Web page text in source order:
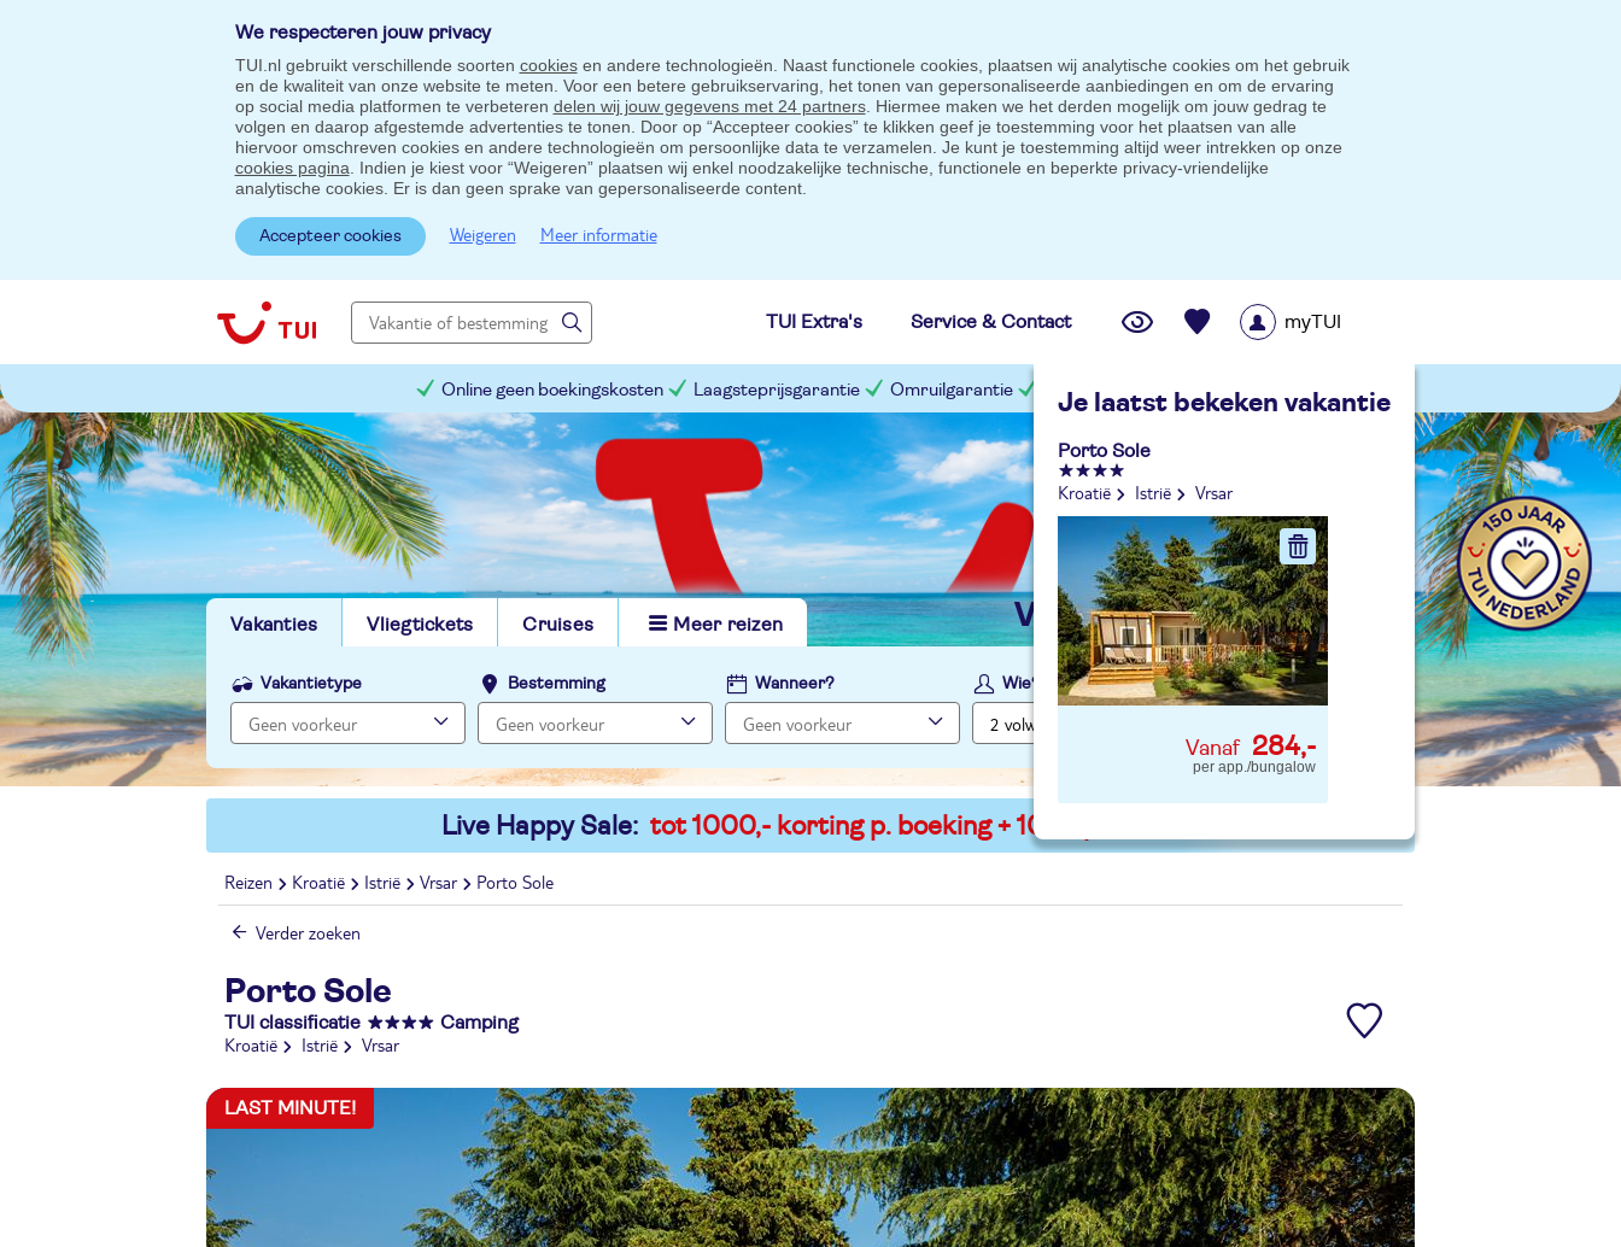
We respecteren jouw privacy
TUI.nl gebruikt verschillende soorten cookiesen andere technologieën. Naast functionele cookies, plaatsen wij analytische cookies om het gebruik
en de kwaliteit van onze website te meten. Voor een betere gebruikservaring, het tonen van gepersonaliseerde aanbiedingen en om de ervaring
op social media platformen te verbeteren delen wij jouw gegevens met 24 partners. Hiermee maken we het derden mogelijk om jouw gedrag te
volgen en daarop afgestemde advertenties te tonen. Door op “Accepteer cookies” te klikken geef je toestemming voor het plaatsen van alle
hiervoor omschreven cookies en andere technologieën om persoonlijke data te verzamelen. Je kunt je toestemming altijd weer intrekken op onze
cookies pagina . Indien je kiest voor “Weigeren” plaatsen wij enkel noodzakelijke technische, functionele en beperkte privacy-vriendelijke
analytische cookies. Er is dan geen sprake van gepersonaliseerde content.
Accepteer cookies Weigeren Meer informatie
TUI Extra's Service & Contact
Je laatst bekeken vakantie
Porto Sole
Kroatië Istrië Vrsar
284,-
per app./bungalow
myTUI
Online geen boekingskosten Laagsteprijsgarantie Omruilgarantie Slimme prijsgarantie
Vakanties Vliegtickets Cruises Meer reizen vind jouw ideale vakantie
Vakantietype Bestemming Wanneer? Wie?
Live Happy Sale: tot 1000,- korting p. boeking + 100,- p. kind
Reizen Kroatië Istrië Vrsar Porto Sole
Verder zoeken
Porto Sole
TUI classificatie Camping
Kroatië Istrië Vrsar
LAST MINUTE!